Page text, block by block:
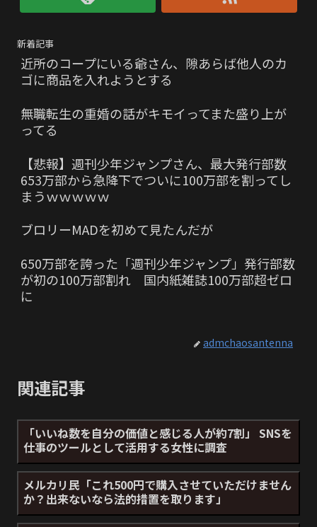
新着記事
近所のコープにいる爺さん、隙あらば他人のカ
ゴに商品を入れようとする
無職転生の重婚の話がキモイってまた盛り上が
ってる
【悲報】週刊少年ジャンプさん、最大発行部数
653万部から急降下でついに100万部を割ってし
まうｗｗｗｗｗ
ブロリーMADを初めて見たんだが
650万部を誇った「週刊少年ジャンプ」発行部数
が初の100万部割れ 国内紙雑誌100万部超ゼロ
に
admchaosantenna
関連記事
「いいね数を自分の価値と感じる人が約7割」 SNSを
仕事のツールとして活用する女性に調査
メルカリ民「これ500円で購入させていただけません
か？出来ないなら法的措置を取ります」